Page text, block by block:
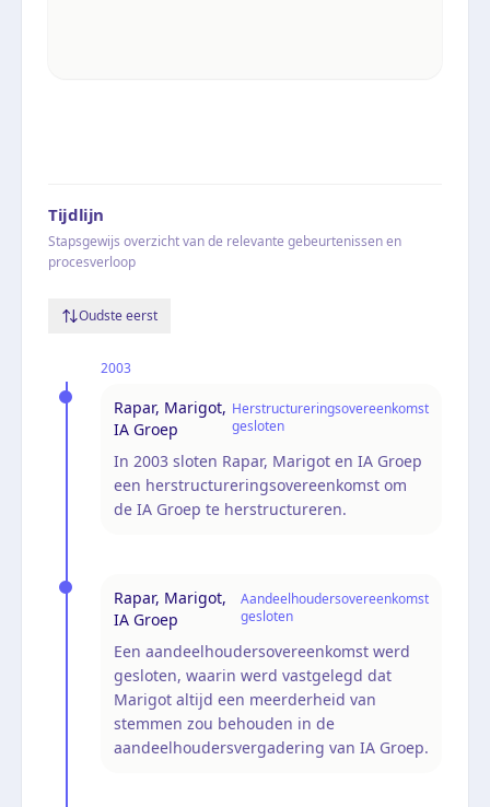
Tijdlijn
Stapsgewijs overzicht van de relevante gebeurtenissen en
procesverloop
Oudste eerst
2003
Rapar, Marigot,
IA Groep
Herstructureringsovereenkomst
gesloten
In 2003 sloten Rapar, Marigot en IA Groep
een herstructureringsovereenkomst om
de IA Groep te herstructureren.
Rapar, Marigot,
IA Groep
Aandeelhoudersovereenkomst
gesloten
Een aandeelhoudersovereenkomst werd
gesloten, waarin werd vastgelegd dat
Marigot altijd een meerderheid van
stemmen zou behouden in de
aandeelhoudersvergadering van IA Groep.